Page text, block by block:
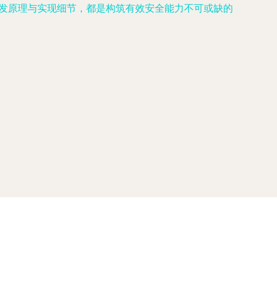
原理与实现细节，都是构筑有效安全能力不可或缺的